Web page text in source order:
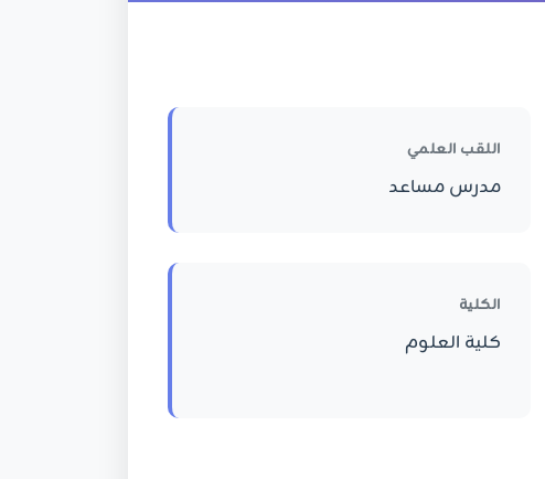
اللقب العلمي
مدرس مساعد
الكلية
كلية العلوم